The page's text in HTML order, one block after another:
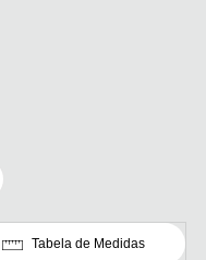
Tabela de Medidas